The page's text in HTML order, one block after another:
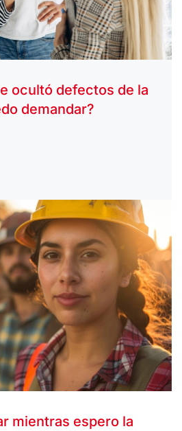
ocultó defectos de la
demandar?
mientras espero la